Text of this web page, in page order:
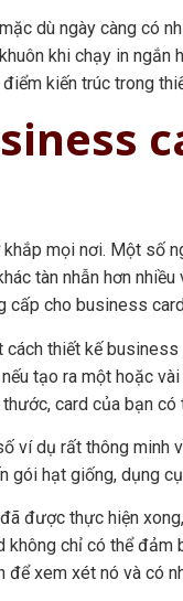
dù ngày càng có
khi chạy in ngắn
kiến ​​trúc trong
mọi nơi. Một số
tàn nhẫn hơn
cấp cho business
thiết kế
tạo ra một hoặc
card của bạn
ví dụ rất thông
hạt giống, dụng
được thực hiện
chỉ có thể
để xem xét nó và có